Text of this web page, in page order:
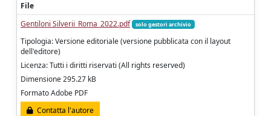
File
Gentiloni Silverii_Roma_2022.pdf
solo gestori archivio
Tipologia: Versione editoriale (versione pubblicata con il layout
dell'editore)
Licenza: Tutti i diritti riservati (All rights reserved)
Dimensione 295.27 kB
Formato Adobe PDF
Contatta l'autore